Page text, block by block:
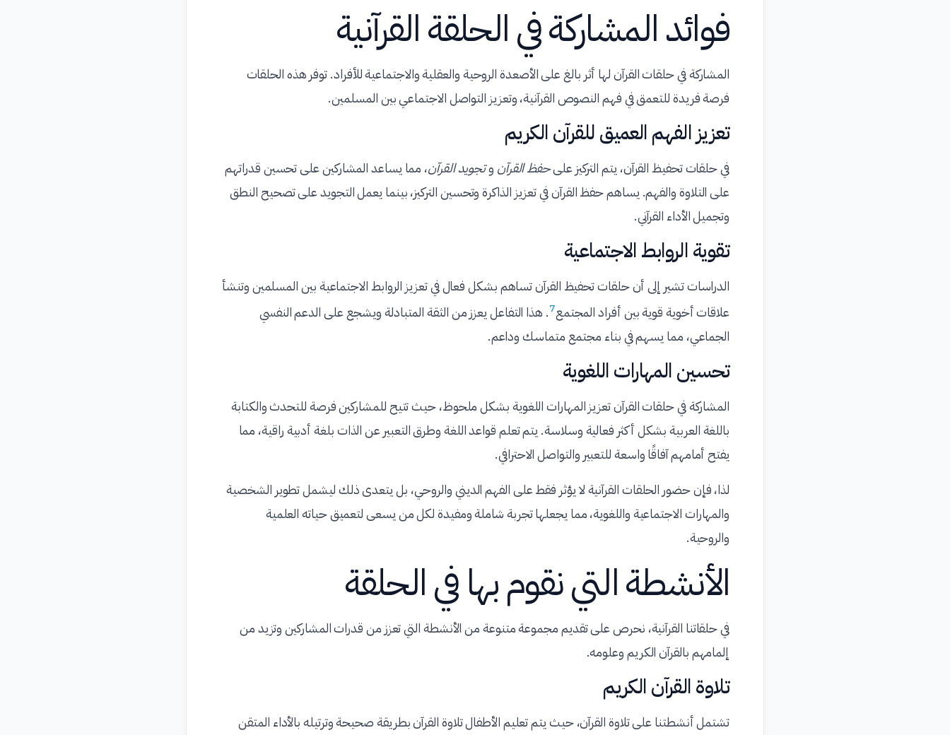
فوائد المشاركة في الحلقة القرآنية
المشاركة في حلقات القرآن لها أثر بالغ على الأصعدة الروحية والعقلية والاجتماعية للأفراد. توفر هذه الحلقات
فرصة فريدة للتعمق في فهم النصوص القرآنية، وتعزيز التواصل الاجتماعي بين المسلمين.
تعزيز الفهم العميق للقرآن الكريم
في حلقات تحفيظ القرآن، يتم التركيز علىحفظ القرآن وتجويد القرآن، مما يساعد المشاركين على تحسين قدراتهم
على التلاوة والفهم. يساهم حفظ القرآن في تعزيز الذاكرة وتحسين التركيز، بينما يعمل التجويد على تصحيح النطق
وتجميل الأداء القرآني.
تقوية الروابط الاجتماعية
الدراسات تشير إلى أن حلقات تحفيظ القرآن تساهم بشكل فعال في تعزيز الروابط الاجتماعية بين المسلمين وتنشأ
علاقات أخوية قوية بين أفراد المجتمع7. هذا التفاعل يعزز من الثقة المتبادلة ويشجع على الدعم النفسي
الجماعي، مما يسهم في بناء مجتمع متماسك وداعم.
تحسين المهارات اللغوية
المشاركة في حلقات القرآن تعزيز المهارات اللغوية بشكل ملحوظ، حيث تتيح للمشاركين فرصة للتحدث والكتابة
باللغة العربية بشكل أكثر فعالية وسلاسة. يتم تعلم قواعد اللغة وطرق التعبير عن الذات بلغة أدبية راقية، مما
يفتح أمامهم آفاقًا واسعة للتعبير والتواصل الاحترافي.
لذا، فإن حضور الحلقات القرآنية لا يؤثر فقط على الفهم الديني والروحي، بل يتعدى ذلك ليشمل تطوير الشخصية
والمهارات الاجتماعية واللغوية، مما يجعلها تجربة شاملة ومفيدة لكل من يسعى لتعميق حياته العلمية
والروحية.
الأنشطة التي نقوم بها في الحلقة
في حلقاتنا القرآنية، نحرص على تقديم مجموعة متنوعة من الأنشطة التي تعزز من قدرات المشاركين وتزيد من
إلمامهم بالقرآن الكريم وعلومه.
تلاوة القرآن الكريم
تشتمل أنشطتنا على تلاوة القرآن، حيث يتم تعليم الأطفال تلاوة القرآن بطريقة صحيحة وترتيله بالأداء المتقن